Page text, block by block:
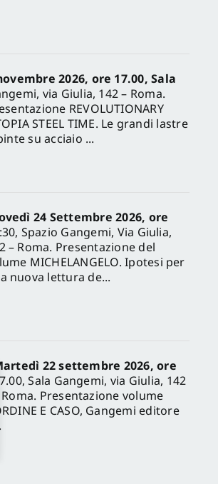
2026, ore 17.00, Sala
via Giulia, 142 – Roma.
REVOLUTIONARY
STEEL TIME. Le grandi lastre
su acciaio ...
24 Settembre 2026, ore
Spazio Gangemi, Via Giulia,
– Roma. Presentazione del
MICHELANGELO. Ipotesi per
nuova lettura de...
22 settembre 2026, ore
Sala Gangemi, via Giulia, 142
Roma. Presentazione volume
E CASO, Gangemi editore